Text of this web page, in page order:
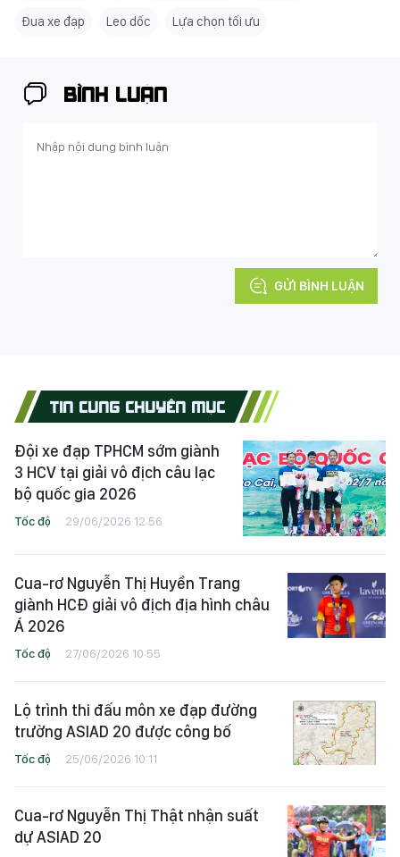
Đua xe đạp Leo dốc Lựa chọn tối ưu
BÌNH LUẬN
GỬI BÌNH LUẬN
TIN CÙNG CHUYÊN MỤC
Đội xe đạp TPHCM sớm giành
3 HCV tại giải vô địch câu lạc
bộ quốc gia 2026
Tốc độ 29/06/2026 12:56
Cua-rơ Nguyễn Thị Huyền Trang
giành HCĐ giải vô địch địa hình châu
Á 2026
Tốc độ 27/06/2026 10:55
Lộ trình thi đấu môn xe đạp đường
trường ASIAD 20 được công bố
Tốc độ 25/06/2026 10:11
Cua-rơ Nguyễn Thị Thật nhận suất
dự ASIAD 20